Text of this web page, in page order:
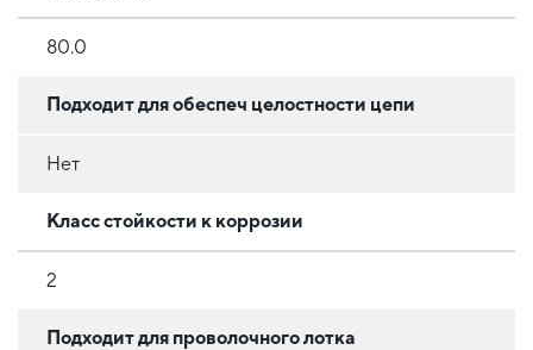
80.0
Подходит для обеспеч целостности цепи
Нет
Класс стойкости к коррозии
2
Подходит для проволочного лотка